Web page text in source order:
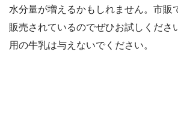
水分量が増えるかもしれません。市販
販売されているのでぜひお試しくださ
用の牛乳は与えないでください。